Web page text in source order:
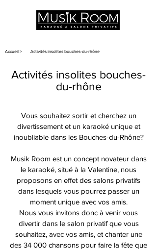
Accueil > Activités insolites bouches-du-rhône
Activités insolites bouches-
du-rhône
Vous souhaitez sortir et cherchez un
divertissement et un karaoké unique et
inoubliable dans les Bouches-du-Rhône?
Musik Room est un concept novateur dans
le karaoké, situé à la Valentine, nous
proposons en effet des salons privatifs
dans lesquels vous pourrez passer un
moment unique avec vos amis.
Nous vous invitons donc à venir vous
divertir dans le salon privatif que vous
souhaitez, avec vos amis, et chanter une
des 34 000 chansons pour faire la fête que